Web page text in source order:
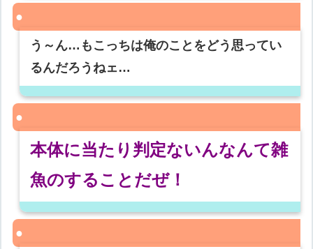
う～ん…もこっちは俺のことをどう思ってい
るんだろうねェ…
本体に当たり判定ないんなんて雑
魚のすることだぜ！